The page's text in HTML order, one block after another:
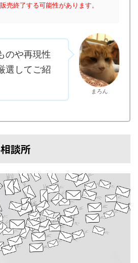
売終了する可能性があります。
のや再現性
選してご紹
まろん
談所